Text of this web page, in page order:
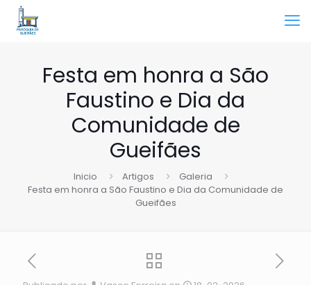
Festa em honra a São
Faustino e Dia da
Comunidade de
Gueifães
Inicio Artigos
Galeria
Festa em honra a São Faustino e Dia da Comunidade de
Gueifães